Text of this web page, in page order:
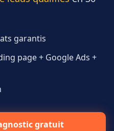
garantis
page + Google Ads +
gratuit